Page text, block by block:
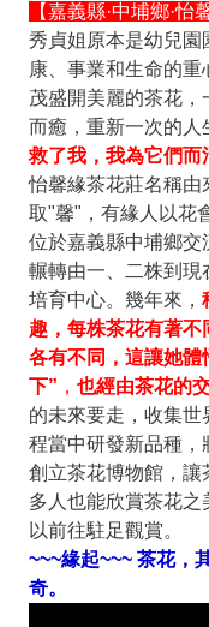
【嘉義縣·中埔鄉·怡
秀貞姐原本是幼兒園
康、事業和生命的
茂盛開美麗的茶花
而癒，重新一次的人
救了我，我為它們而
怡馨緣茶花莊名稱由
取"馨"，有緣人以花
位於嘉義縣中埔鄉交
輾轉由一、二株到現
培育中心。幾年來，
趣，每株茶花有著
各有不同，這讓她體
下” ， 也經由茶花的
的未來要走，收集世
程當中研發新品種，
創立茶花博物館，讓
多人也能欣賞茶花
以前往駐足觀賞。
~~~緣起~~~ 茶花，
奇。